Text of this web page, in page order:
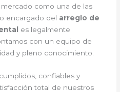
como una de las
encargado del arreglo de
es legalmente
con un equipo de
y pleno conocimiento.
confiables y
total de nuestros